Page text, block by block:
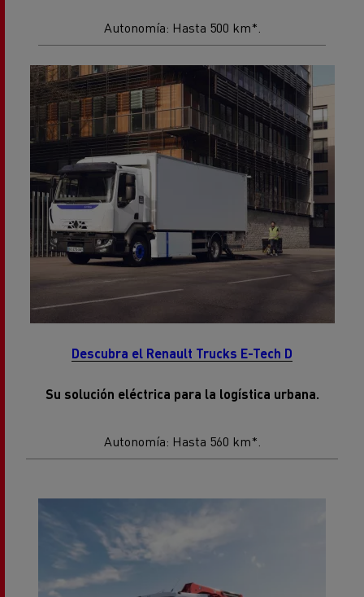
Autonomía: Hasta 500 km*.
Descubra el Renault Trucks E-Tech D
Su solución eléctrica para la logística urbana.
Autonomía: Hasta 560 km*.